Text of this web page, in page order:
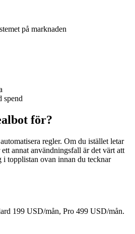
på marknaden
spend
för?
regler. Om du istället letar
annat användningsfall är det värt att
topplistan ovan innan du tecknar
199 USD/mån, Pro 499 USD/mån.